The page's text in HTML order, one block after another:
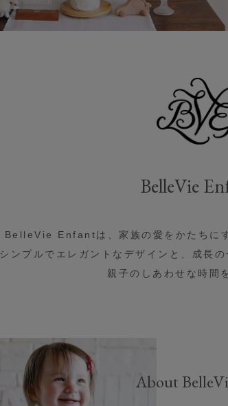
BelleVie
BelleVie Enfantは、 家族の愛をかたちに
シンプルでエレガントなデザインと、 成長
親子のしあわせな時間
About